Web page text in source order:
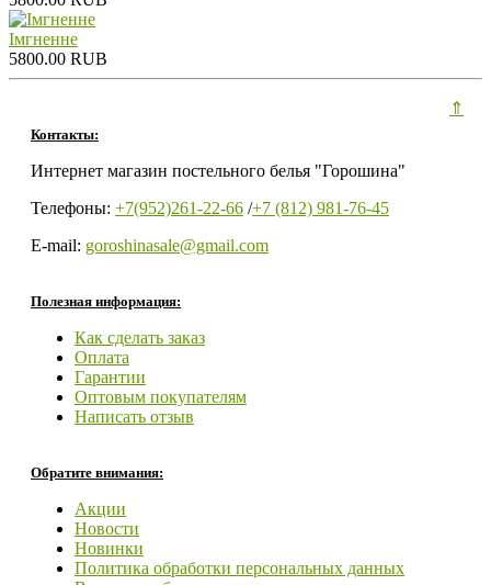
Iмгненне
5800.00 RUB
Контакты:
Интернет магазин постельного белья "Горошина"
Телефоны: +7(952)261-22-66 /+7 (812) 981-76-45
E-mail: goroshinasale@gmail.com
Полезная информация:
Как сделать заказ
Оплата
Гарантии
Оптовым покупателям
Написать отзыв
Обратите внимания:
Акции
Новости
Новинки
Политика обработки персональных данных
⇑